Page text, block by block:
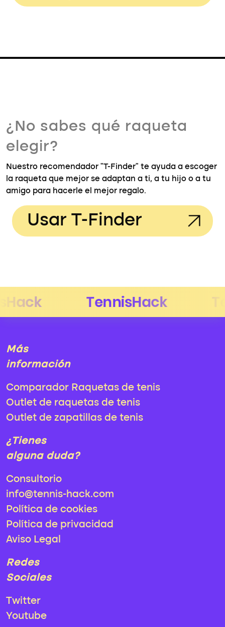
¿No sabes qué raqueta
elegir?
Nuestro recomendador "T-Finder" te ayuda a escoger
la raqueta que mejor se adaptan a ti, a tu hijo o a tu
amigo para hacerle el mejor regalo.
Usar T-Finder
Más
información
Comparador Raquetas de tenis
Outlet de raquetas de tenis
Outlet de zapatillas de tenis
¿Tienes
alguna duda?
Consultorio
info@tennis-hack.com
Política de cookies
Política de privacidad
Aviso Legal
Redes
Sociales
Twitter
Youtube